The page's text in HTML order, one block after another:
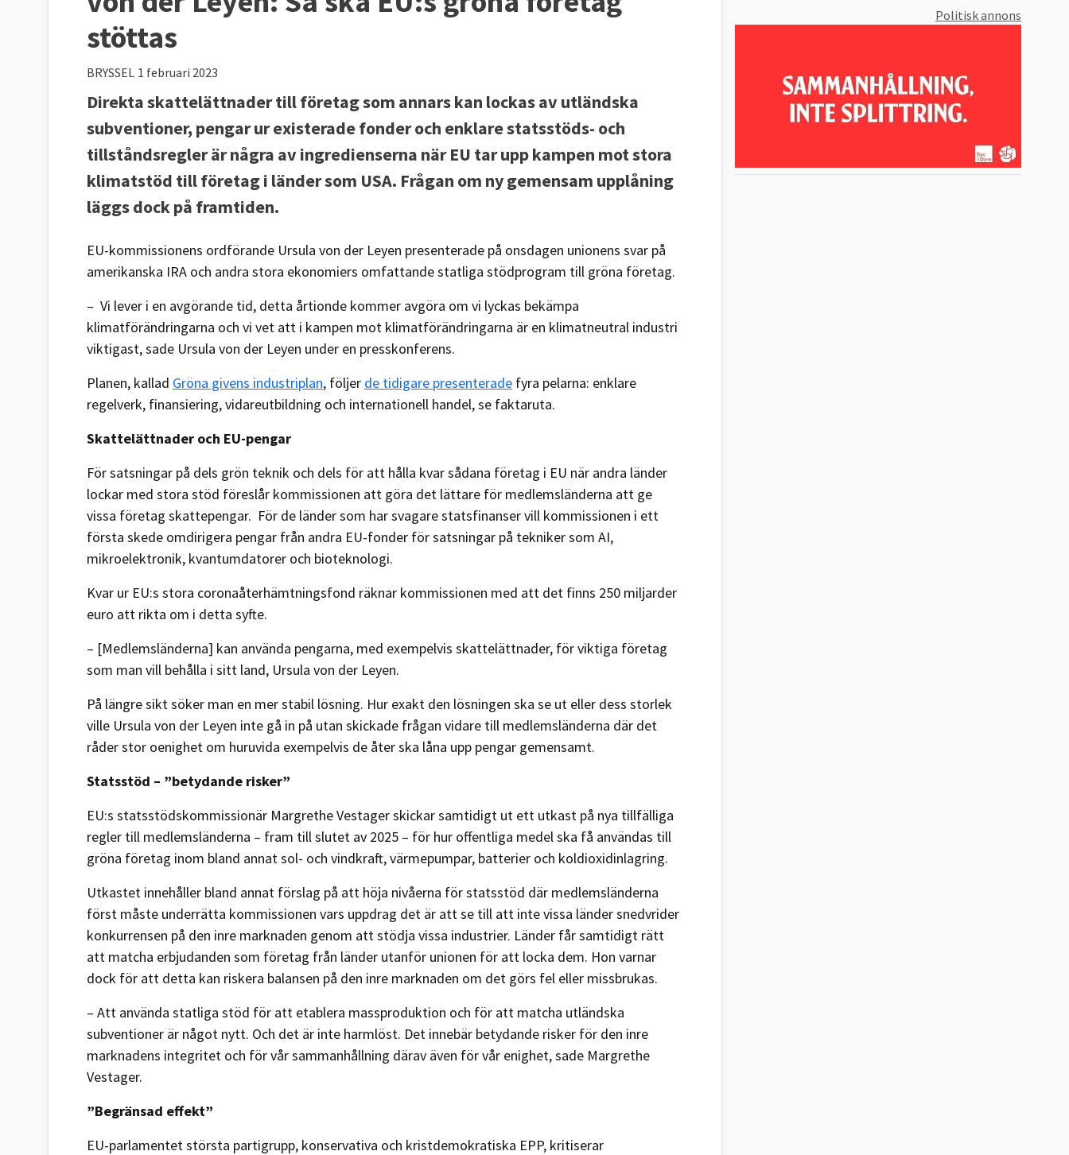
stöttas
BRYSSEL 1 februari 2023
Direkta skattelättnader till företag som annars kan lockas av utländska
subventioner, pengar ur existerade fonder och enklare statsstöds- och
tillståndsregler är några av ingredienserna när EU tar upp kampen mot stora
klimatstöd till företag i länder som USA. Frågan om ny gemensam upplåning
läggs dock på framtiden.
EU-kommissionens ordförande Ursula von der Leyen presenterade på onsdagen unionens svar på
amerikanska IRA och andra stora ekonomiers omfattande statliga stödprogram till gröna företag.
– Vi lever i en avgörande tid, detta årtionde kommer avgöra om vi lyckas bekämpa
klimatförändringarna och vi vet att i kampen mot klimatförändringarna är en klimatneutral industri
viktigast, sade Ursula von der Leyen under en presskonferens.
Planen, kallad Gröna givens industriplan, följer de tidigare presenterade fyra pelarna: enklare
regelverk, finansiering, vidareutbildning och internationell handel, se faktaruta.
Skattelättnader och EU-pengar
För satsningar på dels grön teknik och dels för att hålla kvar sådana företag i EU när andra länder
lockar med stora stöd föreslår kommissionen att göra det lättare för medlemsländerna att ge
vissa företag skattepengar. För de länder som har svagare statsfinanser vill kommissionen i ett
första skede omdirigera pengar från andra EU-fonder för satsningar på tekniker som AI,
mikroelektronik, kvantumdatorer och bioteknologi.
Kvar ur EU:s stora coronaåterhämtningsfond räknar kommissionen med att det finns 250 miljarder
euro att rikta om i detta syfte.
– [Medlemsländerna] kan använda pengarna, med exempelvis skattelättnader, för viktiga företag
som man vill behålla i sitt land, Ursula von der Leyen.
På längre sikt söker man en mer stabil lösning. Hur exakt den lösningen ska se ut eller dess storlek
ville Ursula von der Leyen inte gå in på utan skickade frågan vidare till medlemsländerna där det
råder stor oenighet om huruvida exempelvis de åter ska låna upp pengar gemensamt.
Statsstöd – ”betydande risker”
EU:s statsstödskommissionär Margrethe Vestager skickar samtidigt ut ett utkast på nya tillfälliga
regler till medlemsländerna – fram till slutet av 2025 – för hur offentliga medel ska få användas till
gröna företag inom bland annat sol- och vindkraft, värmepumpar, batterier och koldioxidinlagring.
Utkastet innehåller bland annat förslag på att höja nivåerna för statsstöd där medlemsländerna
först måste underrätta kommissionen vars uppdrag det är att se till att inte vissa länder snedvrider
konkurrensen på den inre marknaden genom att stödja vissa industrier. Länder får samtidigt rätt
att matcha erbjudanden som företag från länder utanför unionen för att locka dem. Hon varnar
dock för att detta kan riskera balansen på den inre marknaden om det görs fel eller missbrukas.
– Att använda statliga stöd för att etablera massproduktion och för att matcha utländska
subventioner är något nytt. Och det är inte harmlöst. Det innebär betydande risker för den inre
marknadens integritet och för vår sammanhållning därav även för vår enighet, sade Margrethe
Vestager.
”Begränsad effekt”
EU-parlamentet största partigrupp, konservativa och kristdemokratiska EPP, kritiserar
Politisk annons